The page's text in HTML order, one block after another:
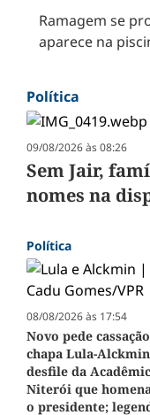
Ramagem se
aparece na
Política
09/08/2026 às 08:26
Sem Jair,
nomes na
Política
08/08/2026 às 17:54
Novo pede
chapa Lula-
desfile da
Niterói que
o presidente;